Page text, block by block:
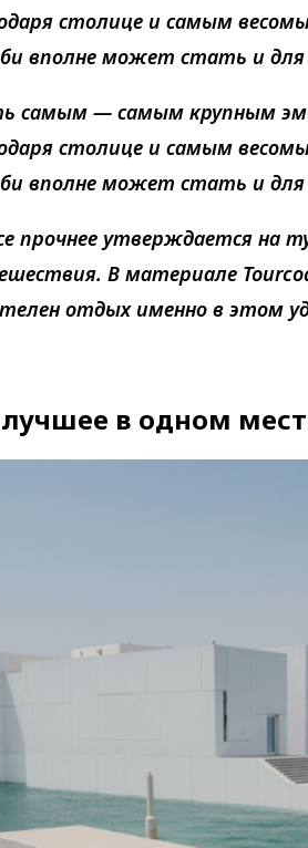
столице и самым
вполне может стать и для
самым — самым крупным
столице и самым
вполне может стать и для
прочнее утверждается на
В материале
отдых именно в этом
в одном